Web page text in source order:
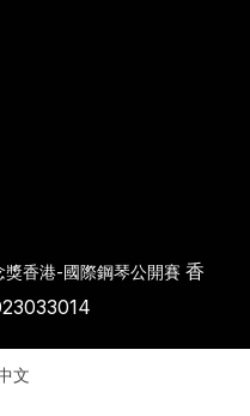
獎香港-國際鋼琴公開賽香
文